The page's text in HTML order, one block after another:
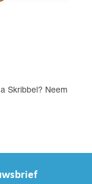
Skribbel? Neem